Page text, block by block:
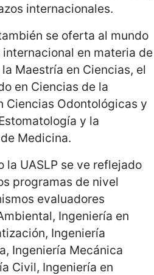
internacionales.
se oferta al mundo
en materia de
Maestría en Ciencias, el
en Ciencias de la
Ciencias Odontológicas y
y la
Medicina.
la UASLP se ve reflejado
programas de nivel
evaluadores
Ingeniería en
Ingeniería
Ingeniería Mecánica
Civil, Ingeniería en